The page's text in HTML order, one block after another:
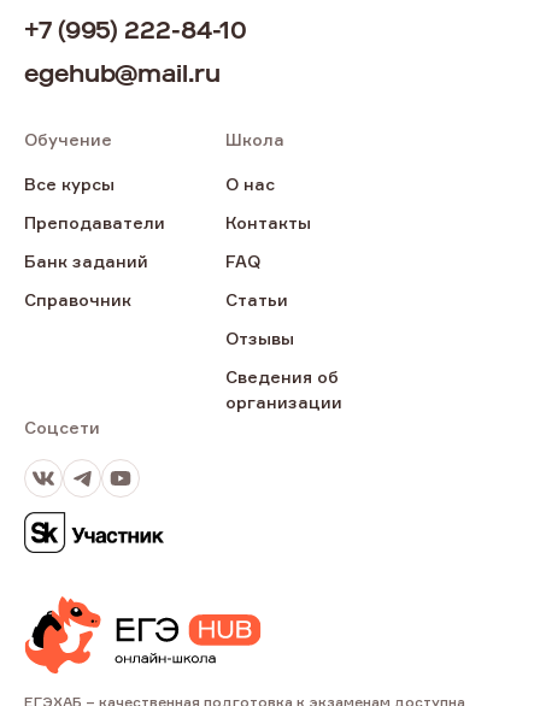
+7 (995) 222-84-10
egehub@mail.ru
Обучение
Все курсы
Преподаватели
Банк заданий
Справочник
Школа
О нас
Контакты
FAQ
Статьи
Отзывы
Сведения об
организации
Соцсети
ВКонтакте
Телеграм
Youtube
ЕГЭХАБ – качественная подготовка к экзаменам доступна